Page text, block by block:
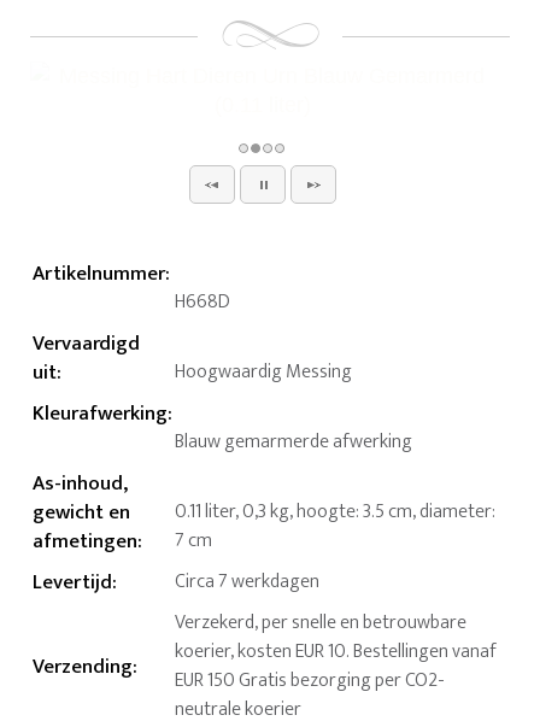
Artikelnummer:
H668D
Vervaardigd
uit: Hoogwaardig Messing
Kleurafwerking:
Blauw gemarmerde afwerking
As-inhoud,
gewicht en
afmetingen:
0.11 liter, 0,3 kg, hoogte: 3.5 cm, diameter:
7 cm
Levertijd: Circa 7 werkdagen
Verzending:
Verzekerd, per snelle en betrouwbare
koerier, kosten EUR 10. Bestellingen vanaf
EUR 150 Gratis bezorging per CO2-
neutrale koerier